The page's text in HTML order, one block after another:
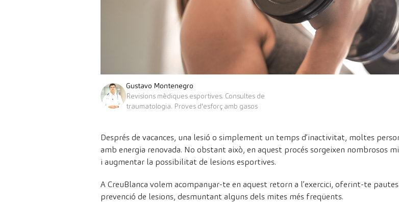
Gustavo Montenegro
Revisions mèdiques esportives. Consultes de
traumatologia. Proves d'esforç amb gasos
Després de vacances, una lesió o simplement un temps d’inactivitat, moltes
amb energia renovada. No obstant això, en aquest procés sorgeixen nombrosos
i augmentar la possibilitat de lesions esportives.
A CreuBlanca volem acompanyar-te en aquest retorn a l’exercici, oferint-te
prevenció de lesions, desmuntant alguns dels mites més freqüents.